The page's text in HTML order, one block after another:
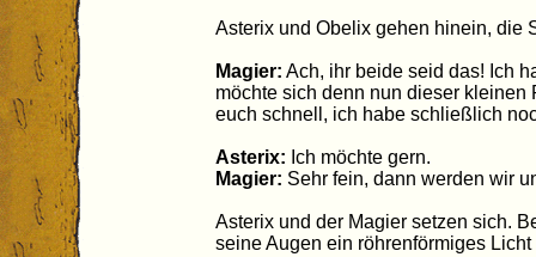
Asterix und Obelix gehen hinein, die
Magier: Ach, ihr beide seid das! Ich
möchte sich denn nun dieser
euch schnell, ich habe schließlich
Asterix: Ich möchte gern.
Magier: Sehr fein, dann werden wir
Asterix und der Magier setzen sich.
seine Augen ein röhrenförmiges